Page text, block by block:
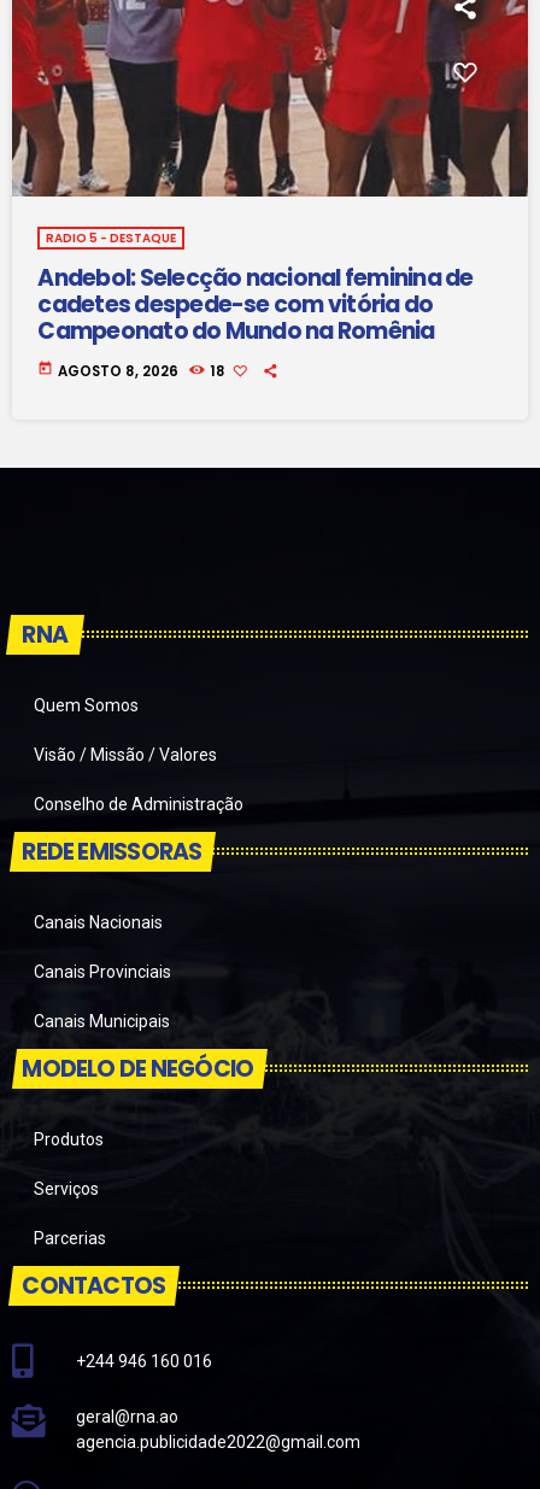
RADIO 5 - DESTAQUE
Andebol: Selecção nacional feminina de
cadetes despede-se com vitória do
Campeonato do Mundo na Romênia
today AGOSTO 8, 2026 18
RNA
Quem Somos
Visão / Missão / Valores
Conselho de Administração
REDE EMISSORAS
Canais Nacionais
Canais Provinciais
Canais Municipais
MODELO DE NEGÓCIO
Produtos
Serviços
Parcerias
CONTACTOS
+244 946 160 016
geral@rna.ao
agencia.publicidade2022@gmail.com